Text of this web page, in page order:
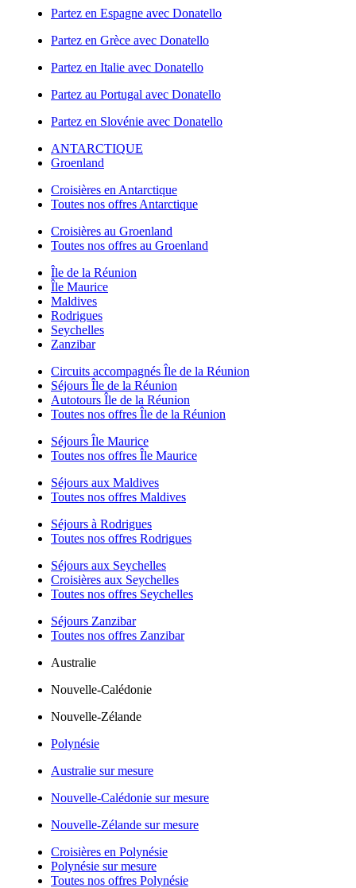
Partez en Espagne avec Donatello
Partez en Grèce avec Donatello
Partez en Italie avec Donatello
Partez au Portugal avec Donatello
Partez en Slovénie avec Donatello
ANTARCTIQUE
Groenland
Croisières en Antarctique
Toutes nos offres Antarctique
Croisières au Groenland
Toutes nos offres au Groenland
Île de la Réunion
Île Maurice
Maldives
Rodrigues
Seychelles
Zanzibar
Circuits accompagnés Île de la Réunion
Séjours Île de la Réunion
Autotours Île de la Réunion
Toutes nos offres Île de la Réunion
Séjours Île Maurice
Toutes nos offres Île Maurice
Séjours aux Maldives
Toutes nos offres Maldives
Séjours à Rodrigues
Toutes nos offres Rodrigues
Séjours aux Seychelles
Croisières aux Seychelles
Toutes nos offres Seychelles
Séjours Zanzibar
Toutes nos offres Zanzibar
Australie
Nouvelle-Calédonie
Nouvelle-Zélande
Polynésie
Australie sur mesure
Nouvelle-Calédonie sur mesure
Nouvelle-Zélande sur mesure
Croisières en Polynésie
Polynésie sur mesure
Toutes nos offres Polynésie